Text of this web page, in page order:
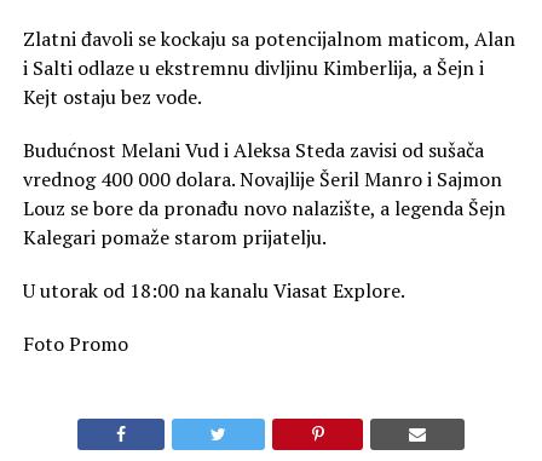
Zlatni đavoli se kockaju sa potencijalnom maticom, Alan
i Salti odlaze u ekstremnu divljinu Kimberlija, a Šejn i
Kejt ostaju bez vode.
Budućnost Melani Vud i Aleksa Steda zavisi od sušača
vrednog 400 000 dolara. Novajlije Šeril Manro i Sajmon
Louz se bore da pronađu novo nalazište, a legenda Šejn
Kalegari pomaže starom prijatelju.
U utorak od 18:00 na kanalu Viasat Explore.
Foto Promo